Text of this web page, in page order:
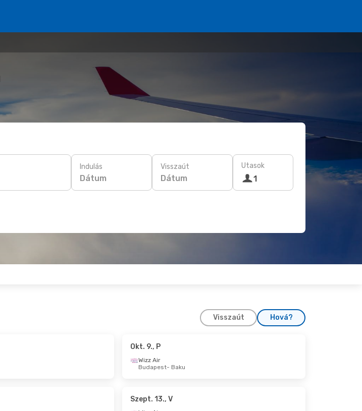
Indulás
Dátum
Visszaút
Dátum
Utasok
1
Visszaút Hová?
Okt. 9., P
Wizz Air
Budapest- Baku
Szept. 13., V